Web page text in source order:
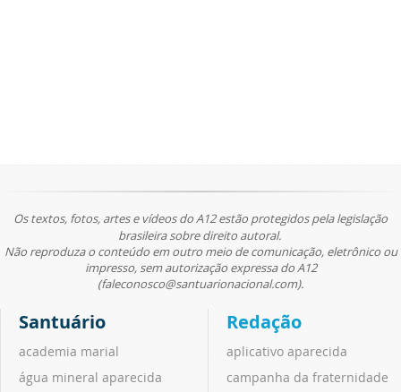
Os textos, fotos, artes e vídeos do A12 estão protegidos pela legislação
brasileira sobre direito autoral.
Não reproduza o conteúdo em outro meio de comunicação, eletrônico ou
impresso, sem autorização expressa do A12
(faleconosco@santuarionacional.com).
Santuário
academia marial
água mineral aparecida
Redação
aplicativo aparecida
campanha da fraternidade